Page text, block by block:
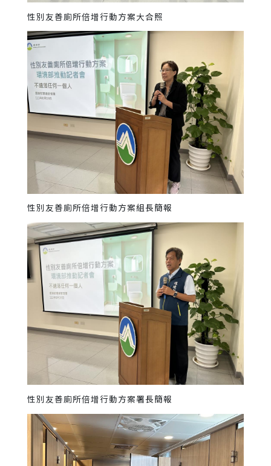
性別友善廁所倍增行動方案大合照
性別友善廁所倍增行動方案組長簡報
性別友善廁所倍增行動方案署長簡報